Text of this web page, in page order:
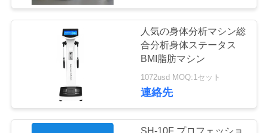
シ
わ
bmiの重量のスケー
38
人気の身体分析マシン総
合分析身体ステータス
BMI脂肪マシン
1072usd MOQ:1セット
連絡先
SH-10F プロフェッショ